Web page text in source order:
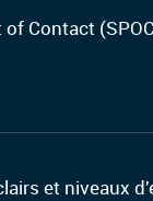
Contact
et niveaux